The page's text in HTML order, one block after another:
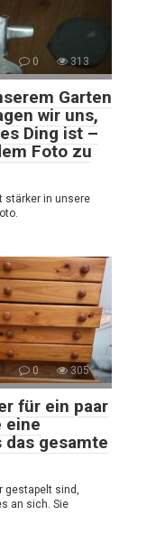
0 313
Garten
wir uns,
Ding ist –
Foto zu
stärker in unsere
0 305
für ein paar
eine
das gesamte
gestapelt sind,
an sich. Sie